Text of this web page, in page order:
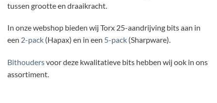
tussen grootte en draaikracht.
In onze webshop bieden wij Torx 25-aandrijving bits aan in
een 2-pack (Hapax) en in een 5-pack (Sharpware).
Bithoudersvoor deze kwalitatieve bits hebben wij ook in ons
assortiment.